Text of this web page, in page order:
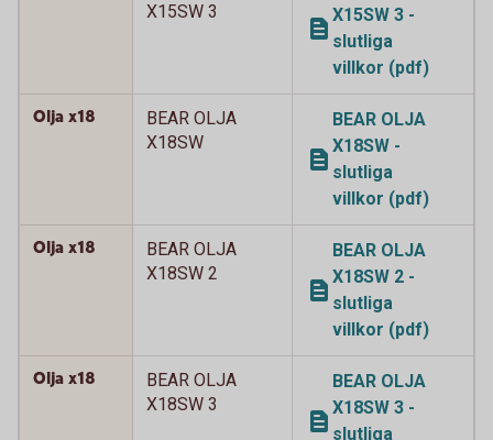
X15SW 3
X15SW 3 -
slutliga
villkor (pdf)
Olja x18
BEAR OLJA
X18SW
BEAR OLJA
X18SW -
slutliga
villkor (pdf)
Olja x18
BEAR OLJA
X18SW 2
BEAR OLJA
X18SW 2 -
slutliga
villkor (pdf)
Olja x18
BEAR OLJA
X18SW 3
BEAR OLJA
X18SW 3 -
slutliga